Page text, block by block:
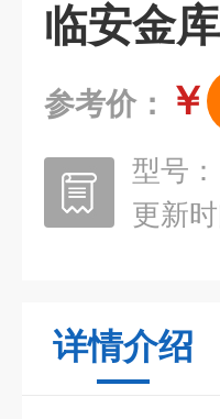
临安金
参考价： ￥
型号：
更新时
详情介绍